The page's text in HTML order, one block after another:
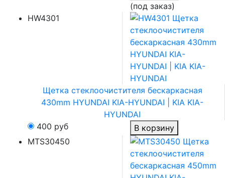
(под заказ)
HW4301
Щетка стеклоочистителя бескаркасная
430mm HYUNDAI KIA-HYUNDAI | KIA KIA-
HYUNDAI
400 руб
В корзину
MTS30450